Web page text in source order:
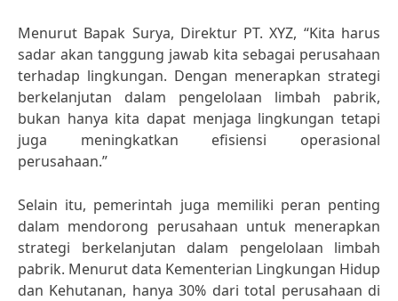
Menurut Bapak Surya, Direktur PT. XYZ, “Kita harus
sadar akan tanggung jawab kita sebagai perusahaan
terhadap lingkungan. Dengan menerapkan strategi
berkelanjutan dalam pengelolaan limbah pabrik,
bukan hanya kita dapat menjaga lingkungan tetapi
juga meningkatkan efisiensi operasional
perusahaan.”
Selain itu, pemerintah juga memiliki peran penting
dalam mendorong perusahaan untuk menerapkan
strategi berkelanjutan dalam pengelolaan limbah
pabrik. Menurut data Kementerian Lingkungan Hidup
dan Kehutanan, hanya 30% dari total perusahaan di